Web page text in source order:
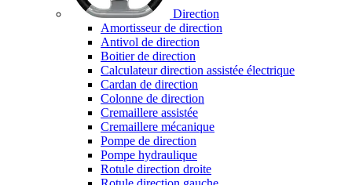
Direction
Amortisseur de direction
Antivol de direction
Boitier de direction
Calculateur direction assistée électrique
Cardan de direction
Colonne de direction
Cremaillere assistée
Cremaillere mécanique
Pompe de direction
Pompe hydraulique
Rotule direction droite